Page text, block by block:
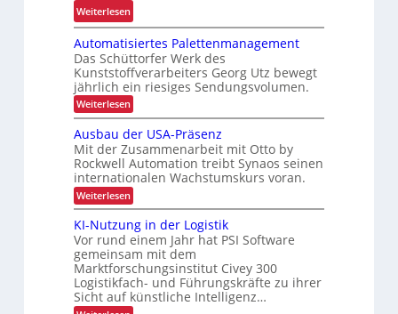
n
t
r
a
n
s
p
o
r
t
K
r
h
e
i
t
d
u
r
c
h
L
E
D
-
P
r
o
j
G
-
B
a
u
r
e
i
h
e
n
j
e
t
z
t
e
r
h
Weiterlesen:
M
i
e
t
g
e
s
c
h
ä
f
t
f
ü
r
k
u
Automatisiertes Palettenmanagement
Das Schüttorfer Werk des
Kunststoffverarbeiters Georg Utz bewegt
jährlich ein riesiges Sendungsvolumen.
Weiterlesen:
A
u
t
o
m
a
t
i
i
e
r
t
e
s
P
Ausbau der USA-Präsenz
Mit der Zusammenarbeit mit Otto by
Rockwell Automation treibt Synaos seinen
internationalen Wachstumskurs voran.
Weiterlesen:
A
s
b
a
u
d
e
r
KI-Nutzung in der Logistik
Vor rund einem Jahr hat PSI Software
gemeinsam mit dem
Marktforschungsinstitut Civey 300
Logistikfach- und Führungskräfte zu ihrer
Sicht auf künstliche Intelligenz…